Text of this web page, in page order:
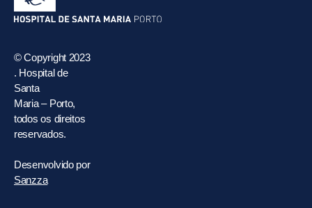
© Copyright 2023
. Hospital de
Santa
Maria – Porto,
todos os direitos
reservados.
Desenvolvido por
Sanzza